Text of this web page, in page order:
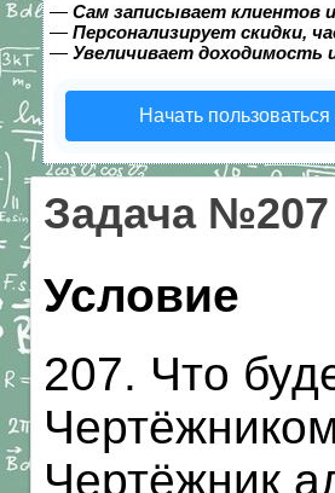
— Сам записывает клиентов
— Персонализирует скидки,
— Увеличивает
Начать
Задача №207
Условие
207. Что
Чертёжник